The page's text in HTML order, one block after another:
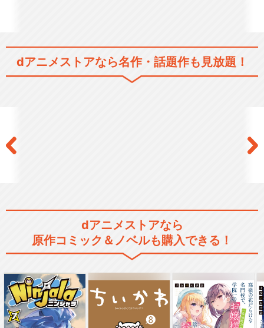
dアニメストアなら名作・話題作も見放題！
dアニメストアなら
原作コミック＆ノベルも購入できる！